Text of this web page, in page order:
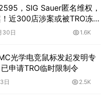
，SIG Sauer匿名维权，
近300店涉案或被TRO冻
30日 1.6K
光学电竞鼠标发起发明专
申请TRO临时限制令
日 2.5K